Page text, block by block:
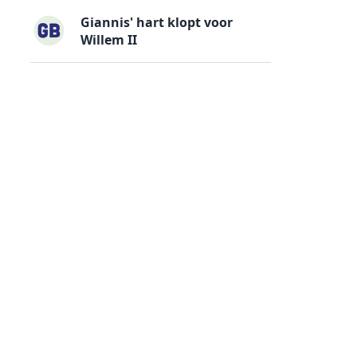
Giannis' hart klopt voor
Willem II